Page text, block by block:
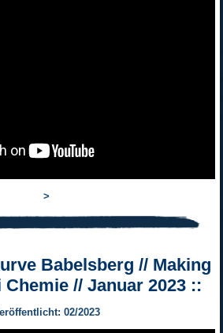
>
Babelsberg // Making
// Januar 2023 ::
02/2023